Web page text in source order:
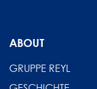
ABOUT
GRUPPE REYL